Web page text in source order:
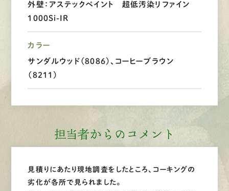
外壁：アステックペイント 超低汚染リファイン
1000Si-IR
カラー
サンダルウッド（8086）、コーヒーブラウン
（8211）
担当者からのコメント
見積りにあたり現地調査をしたところ、コーキングの
劣化が各所で見られました。